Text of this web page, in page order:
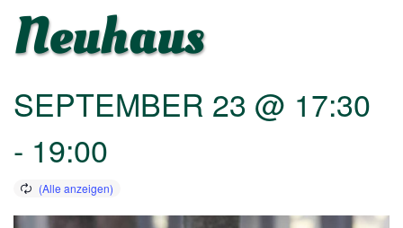
Neuhaus
SEPTEMBER 23 @ 17:30
- 19:00